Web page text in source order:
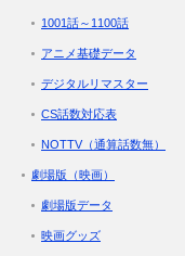
1001話～1100話
アニメ基礎データ
デジタルリマスター
CS話数対応表
NOTTV（通算話数無）
劇場版（映画）
劇場版データ
映画グッズ